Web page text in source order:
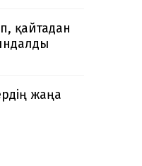
қайтадан
жаңа